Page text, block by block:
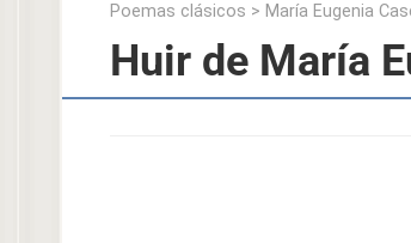
Poemas clásicos > María Eugenia
Huir de María